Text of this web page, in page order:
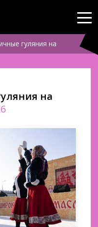
гуляния на
на